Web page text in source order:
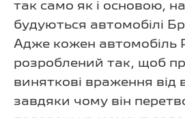
так само як і основою,
будуються автомобілі
Адже кожен автомобіль
розроблений так, щоб
виняткові враження від
завдяки чому він